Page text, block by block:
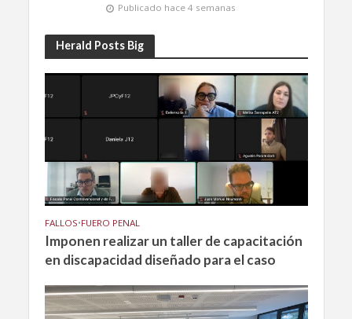
Publicado hace 4 semanas
Herald Posts Big
FALLOS•FUERO PENAL
Imponen realizar un taller de capacitación
en discapacidad diseñado para el caso